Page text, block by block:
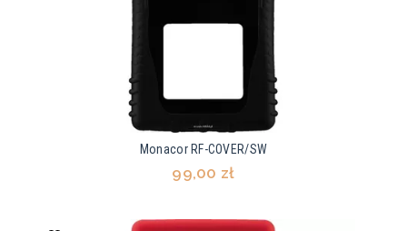
Monacor RF-COVER/SW
99,00 zł